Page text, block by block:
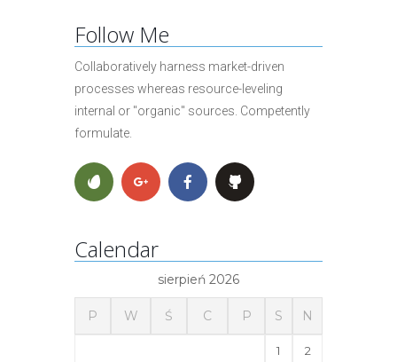
Follow Me
Collaboratively harness market-driven
processes whereas resource-leveling
internal or "organic" sources. Competently
formulate.
Calendar
sierpień 2026
P W Ś C P S N
1 2